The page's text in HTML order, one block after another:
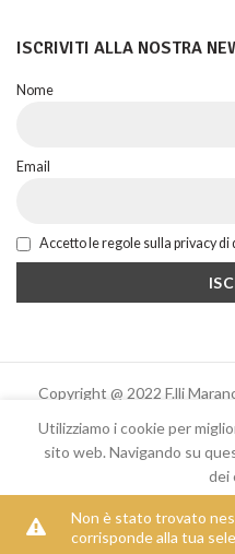
Non è stato trovato
corrisponde alla tua
ISCRIVITI ALLA NOSTRA
Nome
Email
Accetto le regole sulla privacy di
Copyright @ 2022 F.lli
Utilizziamo i cookie per
sito web. Navigando su
dei